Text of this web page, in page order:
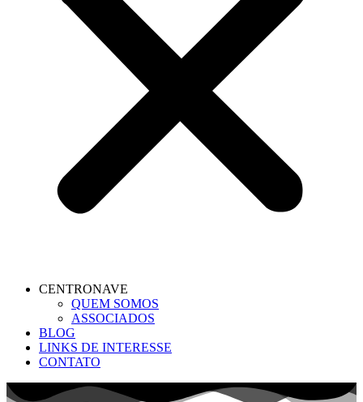
CENTRONAVE
QUEM SOMOS
ASSOCIADOS
BLOG
LINKS DE INTERESSE
CONTATO